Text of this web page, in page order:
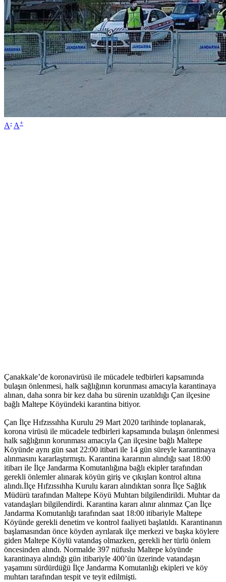
A- A+
Çanakkale’de koronavirüsü ile mücadele tedbirleri kapsamında
bulaşın önlenmesi, halk sağlığının korunması amacıyla karantinaya
alınan, daha sonra bir kez daha bu sürenin uzatıldığı Çan ilçesine
bağlı Maltepe Köyündeki karantina bitiyor.
Çan İlçe Hıfzıssıhha Kurulu 29 Mart 2020 tarihinde toplanarak,
korona virüsü ile mücadele tedbirleri kapsamında bulaşın önlenmesi
halk sağlığının korunması amacıyla Çan ilçesine bağlı Maltepe
Köyünde aynı gün saat 22:00 itibari ile 14 gün süreyle karantinaya
alınmasını kararlaştırmıştı. Karantina kararının alındığı saat 18:00
itibarı ile İlçe Jandarma Komutanlığına bağlı ekipler tarafından
gerekli önlemler alınarak köyün giriş ve çıkışları kontrol altına
alındı.İlçe Hıfzıssıhha Kurulu kararı alındıktan sonra İlçe Sağlık
Müdürü tarafından Maltepe Köyü Muhtarı bilgilendirildi. Muhtar da
vatandaşları bilgilendirdi. Karantina kararı alınır alınmaz Çan İlçe
Jandarma Komutanlığı tarafından saat 18:00 itibariyle Maltepe
Köyünde gerekli denetim ve kontrol faaliyeti başlatıldı. Karantinanın
başlamasından önce köyden ayrılarak ilçe merkezi ve başka köylere
giden Maltepe Köylü vatandaş olmazken, gerekli her türlü önlem
öncesinden alındı. Normalde 397 nüfuslu Maltepe köyünde
karantinaya alındığı gün itibariyle 400’ün üzerinde vatandaşın
yaşamını sürdürdüğü İlçe Jandarma Komutanlığı ekipleri ve köy
muhtarı tarafından tespit ve teyit edilmişti.